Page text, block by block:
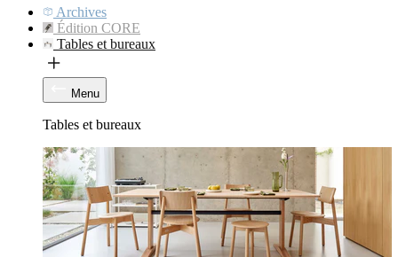
Archives
Édition CORE
Tables et bureaux
Menu
Tables et bureaux